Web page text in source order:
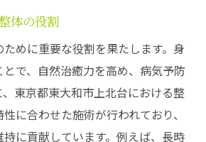
施術のメリットと効果
プランを立てる方法
高めるための施術順序
己ケア方法
体の役割
めに重要な役割を果たします。身
で、自然治癒力を高め、病気予防
東京都東大和市上北台における整
に合わせた施術が行われており、
に貢献しています。例えば、長時